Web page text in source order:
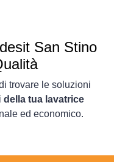
San Stino
trovare le soluzioni
della tua lavatrice
ed economico.